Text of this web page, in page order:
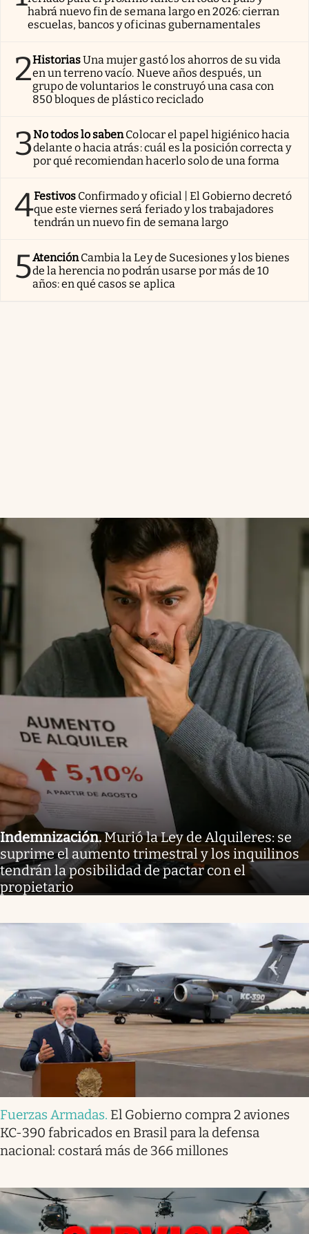
habrá nuevo fin de semana largo en 2026: cierran
escuelas, bancos y oficinas gubernamentales
2HistoriasUna mujer gastó los ahorros de su vida
en un terreno vacío. Nueve años después, un
grupo de voluntarios le construyó una casa con
850 bloques de plástico reciclado
3No todos lo sabenColocar el papel higiénico hacia
delante o hacia atrás: cuál es la posición correcta y
por qué recomiendan hacerlo solo de una forma
4Festivos Confirmado y oficial | El Gobierno decretó
que este viernes será feriado y los trabajadores
tendrán un nuevo fin de semana largo
5AtenciónCambia la Ley de Sucesiones y los bienes
de la herencia no podrán usarse por más de 10
años: en qué casos se aplica
Indemnización.Murió la Ley de Alquileres: se
suprime el aumento trimestral y los inquilinos
tendrán la posibilidad de pactar con el
propietario
Fuerzas Armadas. El Gobierno compra 2 aviones
KC-390 fabricados en Brasil para la defensa
nacional: costará más de 366 millones